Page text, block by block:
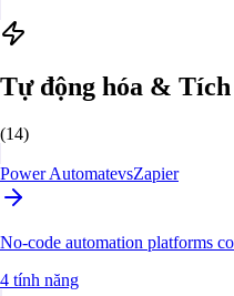
Tự động hóa &
(14)
Power AutomatevsZapier
No-code automation platforms
4 tính năng